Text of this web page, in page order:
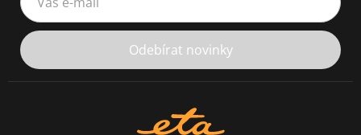
Odebírat novinky